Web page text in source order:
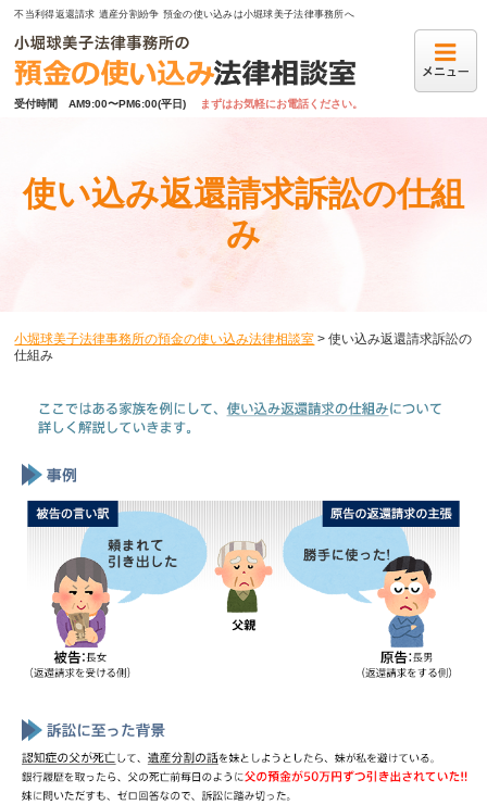
不当利得返還請求 遺産分割紛争 預金の使い込みは小堀球美子法律事務所へ
受付時間　AM9:00〜PM6:00(平日) まずはお気軽にお電話ください。
使い込み返還請求訴訟の仕組
み
小堀球美子法律事務所の預金の使い込み法律相談室 >使い込み返還請求訴訟の
仕組み